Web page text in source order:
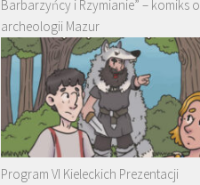
Barbarzyńcy i Rzymianie” – komiks o
archeologii Mazur
Program VI Kieleckich Prezentacji